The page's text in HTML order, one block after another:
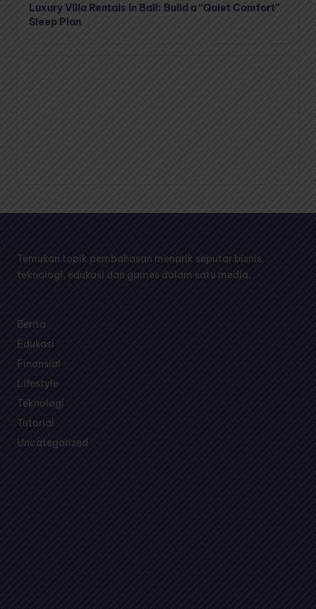
Luxury Villa Rentals in Bali: Build a “Quiet Comfort”
Sleep Plan
Temukan topik pembahasan menarik seputar bisnis,
teknologi, edukasi dan games dalam satu media.